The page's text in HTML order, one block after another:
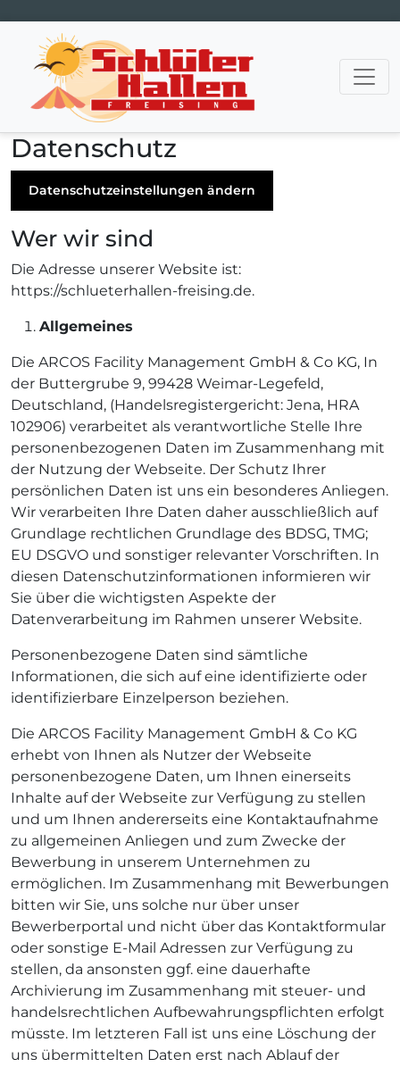
Hauptnavigation
Datenschutz
Datenschutzeinstellungen ändern
Wer wir sind
Die Adresse unserer Website ist:
https://schlueterhallen-freising.de.
Allgemeines
Die ARCOS Facility Management GmbH & Co KG, In
der Buttergrube 9, 99428 Weimar-Legefeld,
Deutschland, (Handelsregistergericht: Jena, HRA
102906) verarbeitet als verantwortliche Stelle Ihre
personenbezogenen Daten im Zusammenhang mit
der Nutzung der Webseite. Der Schutz Ihrer
persönlichen Daten ist uns ein besonderes Anliegen.
Wir verarbeiten Ihre Daten daher ausschließlich auf
Grundlage rechtlichen Grundlage des BDSG, TMG;
EU DSGVO und sonstiger relevanter Vorschriften. In
diesen Datenschutzinformationen informieren wir
Sie über die wichtigsten Aspekte der
Datenverarbeitung im Rahmen unserer Website.
Personenbezogene Daten sind sämtliche
Informationen, die sich auf eine identifizierte oder
identifizierbare Einzelperson beziehen.
Die ARCOS Facility Management GmbH & Co KG
erhebt von Ihnen als Nutzer der Webseite
personenbezogene Daten, um Ihnen einerseits
Inhalte auf der Webseite zur Verfügung zu stellen
und um Ihnen andererseits eine Kontaktaufnahme
zu allgemeinen Anliegen und zum Zwecke der
Bewerbung in unserem Unternehmen zu
ermöglichen. Im Zusammenhang mit Bewerbungen
bitten wir Sie, uns solche nur über unser
Bewerberportal und nicht über das Kontaktformular
oder sonstige E-Mail Adressen zur Verfügung zu
stellen, da ansonsten ggf. eine dauerhafte
Archivierung im Zusammenhang mit steuer- und
handelsrechtlichen Aufbewahrungspflichten erfolgt
müsste. Im letzteren Fall ist uns eine Löschung der
uns übermittelten Daten erst nach Ablauf der